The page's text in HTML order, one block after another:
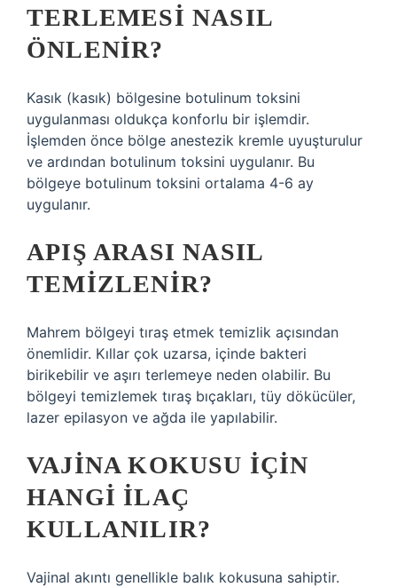
TERLEMESI NASIL
ÖNLENIR?
Kasık (kasık) bölgesine botulinum toksini
uygulanması oldukça konforlu bir işlemdir.
İşlemden önce bölge anestezik kremle uyuşturulur
ve ardından botulinum toksini uygulanır. Bu
bölgeye botulinum toksini ortalama 4-6 ay
uygulanır.
APIŞ ARASI NASIL
TEMIZLENIR?
Mahrem bölgeyi tıraş etmek temizlik açısından
önemlidir. Kıllar çok uzarsa, içinde bakteri
birikebilir ve aşırı terlemeye neden olabilir. Bu
bölgeyi temizlemek tıraş bıçakları, tüy dökücüler,
lazer epilasyon ve ağda ile yapılabilir.
VAJINA KOKUSU IÇIN
HANGI ILAÇ
KULLANILIR?
Vajinal akıntı genellikle balık kokusuna sahiptir.